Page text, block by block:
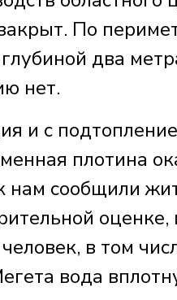
По
два
нет.
и с
плотина
нам сообщили
оценке,
в том
вода